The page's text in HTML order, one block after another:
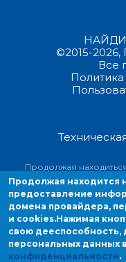
НАЙДИ
©2015-2026,
Все
Продолжая
предоставление
провайдера,
Продолжая находится
предоставление
домена провайдера,
и cookies.Нажимая
свою дееспособность,
персональных данных
конфиденциальности.